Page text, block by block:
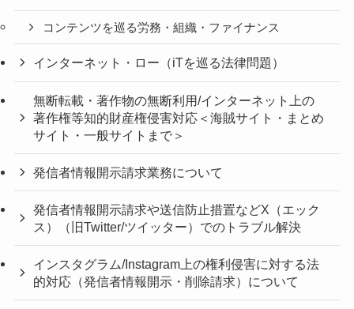
コンテンツを巡る労務・組織・ファイナンス
インターネット・ロー（iTを巡る法律問題）
無断転載・著作物の無断利用/インターネット上の
著作権等知的財産権侵害対応＜海賊サイト・まとめ
サイト・一般サイトまで＞
発信者情報開示請求業務について
発信者情報開示請求や送信防止措置などX（エック
ス）（旧Twitter/ツイッター）でのトラブル解決
インスタグラム/Instagram上の権利侵害に対する法
的対応（発信者情報開示・削除請求）について